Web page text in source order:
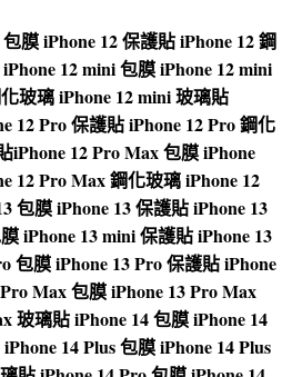
包膜iPhone 12 保護貼iPhone 12 鋼
iPhone 12 mini 包膜iPhone 12 mini
玻璃iPhone 12 mini 玻璃貼
12 Pro 保護貼iPhone 12 Pro 鋼化
iPhone 12 Pro Max 包膜iPhone
12 Pro Max 鋼化玻璃iPhone 12
包膜iPhone 13 保護貼iPhone 13
iPhone 13 mini 保護貼iPhone 13
包膜iPhone 13 Pro 保護貼iPhone
Max 包膜iPhone 13 Pro Max
玻璃貼iPhone 14 包膜iPhone 14
iPhone 14 Plus 包膜iPhone 14 Plus